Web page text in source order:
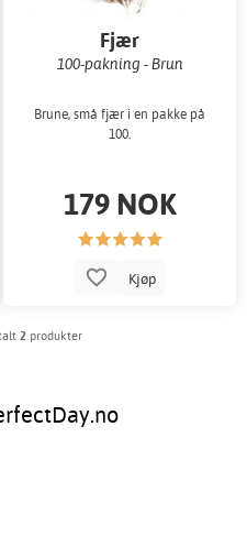
Fjær
100-pakning - Brun
Brune, små fjær i en pakke på
100.
179 NOK
Kjøp
2 produkter